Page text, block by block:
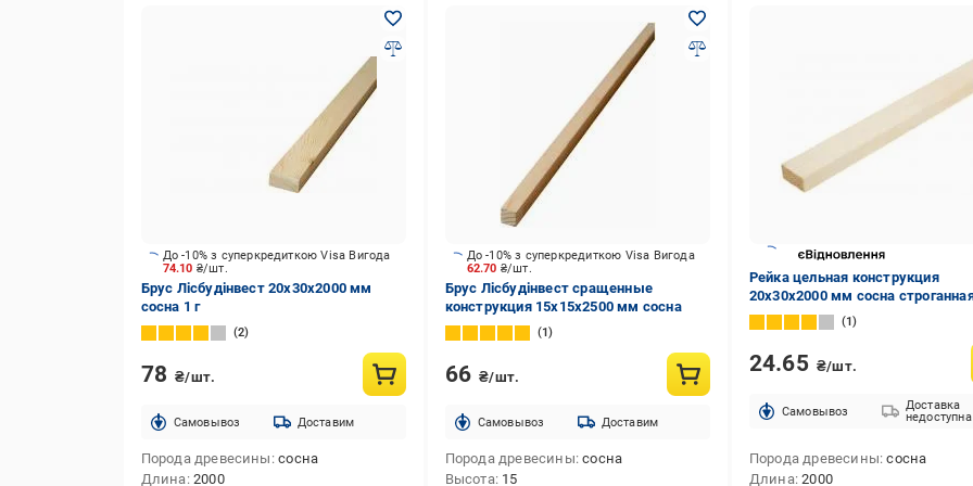
74.10 ₴/шт.
До -10% з суперкредиткою Visa Вигода
Брус Лісбудінвест 20х30х2000 мм
сосна 1 г
2
78 ₴/шт.
Cамовывоз Доставим
Порода древесины сосна
Длина 2000
62.70 ₴/шт.
До -10% з суперкредиткою Visa Вигода
Брус Лісбудінвест сращенные
конструкция 15х15х2500 мм сосна
1
66 ₴/шт.
Cамовывоз Доставим
Порода древесины сосна
Высота 15
Рейка цельная конструкция
20х30х2000 мм сосна
двух сторон
1
24.65 ₴/шт.
Cамовывоз
Доставка
недоступна
Порода древесины сосна
Длина 2000